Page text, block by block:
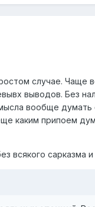
случае. Чаще
выводов. Без
вообще
каким припоем
всякого сарказма